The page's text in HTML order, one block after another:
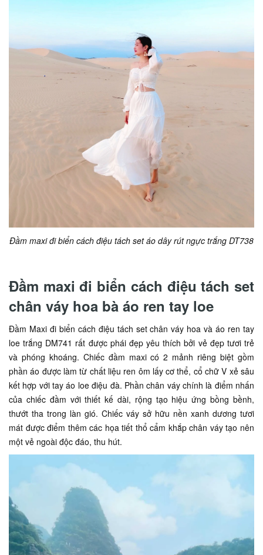
Đầm maxi đi biển cách điệu tách set áo dây rút ngực trắng DT738
Đầm maxi đi biển cách điệu tách set
chân váy hoa bà áo ren tay loe
Đầm Maxi đi biển cách điệu tách set chân váy hoa và áo ren tay
loe trắng DM741 rất được phái đẹp yêu thích bởi vẻ đẹp tươi trẻ
và phóng khoáng. Chiếc đầm maxi có 2 mảnh riêng biệt gồm
phần áo được làm từ chất liệu ren ôm lấy cơ thể, cổ chữ V xẻ sâu
kết hợp với tay áo loe điệu đà. Phần chân váy chính là điểm nhấn
của chiếc đầm với thiết kế dài, rộng tạo hiệu ứng bồng bềnh,
thướt tha trong làn gió. Chiếc váy sở hữu nền xanh dương tươi
mát được điểm thêm các họa tiết thổ cẩm khắp chân váy tạo nên
một vẻ ngoài độc đáo, thu hút.